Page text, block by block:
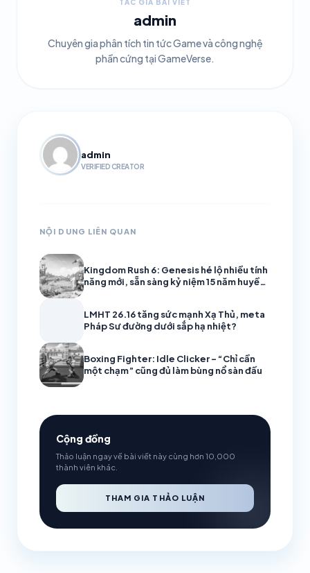
TÁC GIẢ BÀI VIẾT
admin
Chuyên gia phân tích tin tức Game và công nghệ
phần cứng tại GameVerse.
admin
VERIFIED CREATOR
NỘI DUNG LIÊN QUAN
Kingdom Rush 6: Genesis hé lộ nhiều tính
năng mới, sẵn sàng kỷ niệm 15 năm huyền
LMHT 26.16 tăng sức mạnh Xạ Thủ, meta
Pháp Sư đường dưới sắp hạ nhiệt?
Boxing Fighter: Idle Clicker – “Chỉ cần
một chạm” cũng đủ làm bùng nổ sàn đấu
Cộng đồng
Thảo luận ngay về bài viết này cùng hơn 10,000
thành viên khác.
THAM GIA THẢO LUẬN